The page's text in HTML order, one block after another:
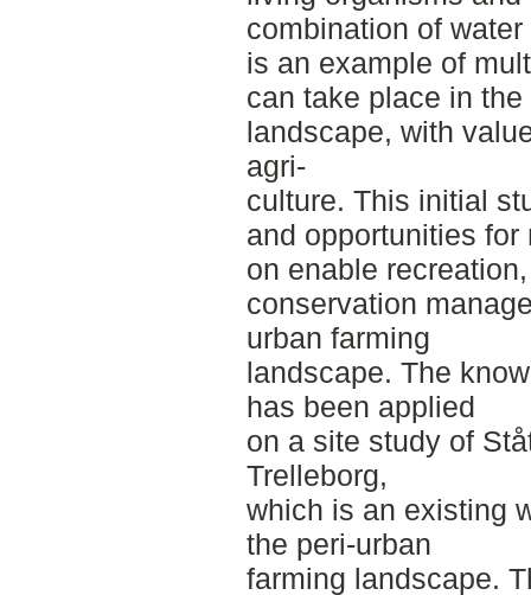
combination of
is an example of
can take place in
landscape, with
agri-
culture. This initial
and opportunities
on enable
conservation
urban farming
landscape. The
has been applied
on a site study of
Trelleborg,
which is an existing
the peri-urban
farming landscape.